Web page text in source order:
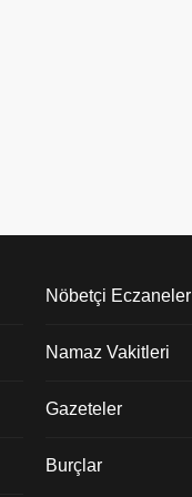
Nöbetçi Eczaneler
Namaz Vakitleri
Gazeteler
Burçlar